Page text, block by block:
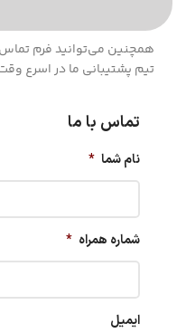
همچنین می‌توانید فرم تماس
تیم پشتیبانی ما در اسرع
تماس با ما
نام شما *
شماره همراه *
ایمیل